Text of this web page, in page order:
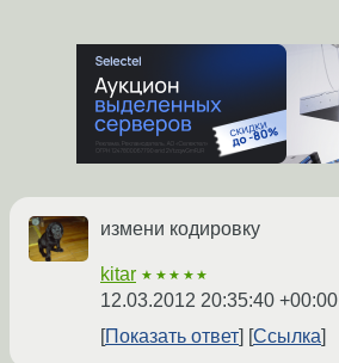
измени кодировку
kitar ★★★★★
12.03.2012 20:35:40 +00:00
Показать ответ
Ссылка